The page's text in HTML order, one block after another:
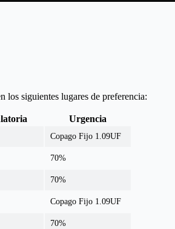
los siguientes lugares de preferencia:
Urgencia
Copago Fijo 1.09UF
70%
70%
Copago Fijo 1.09UF
70%